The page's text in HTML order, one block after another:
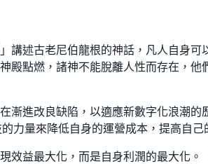
講述古老尼伯龍根的神話，凡人自身可
殿點燃，諸神不能脫離人性而存在，他
漸進改良缺陷，以適應新數字化浪潮的
力量來降低自身的運營成本，提高自己
效益最大化，而是自身利潤的最大化。